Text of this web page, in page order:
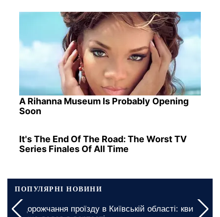
A Rihanna Museum Is Probably Opening
Soon
It's The End Of The Road: The Worst TV
Series Finales Of All Time
ПОПУЛЯРНІ НОВИНИ
Подорожчання проїзду в Київській області: квиток